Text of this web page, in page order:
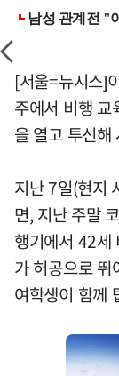
[서울=뉴시스]
주에서 비행 교
을 열고 투신해
지난 7일(현지
면, 지난 주말
행기에서 42세
가 허공으로 뛰
여학생이 함께